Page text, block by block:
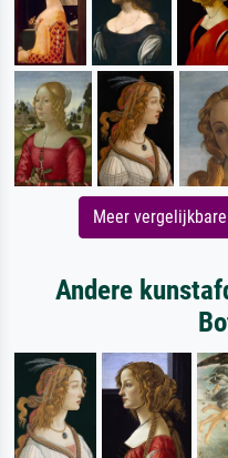
Meer
Andere